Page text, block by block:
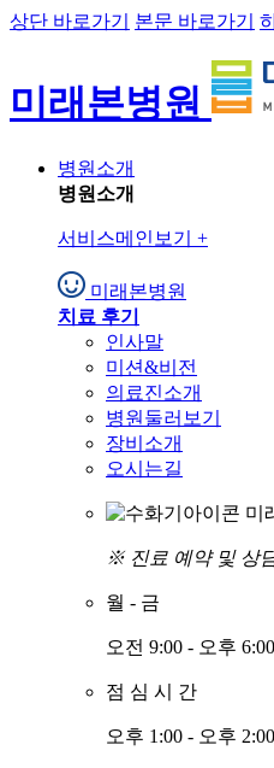
상단 바로가기 본문 바로가기
미래본병원
병원소개
병원소개
서비스메인보기 +
미래본병원
치료 후기
인사말
미션&비전
의료진소개
병원둘러보기
장비소개
오시는길
미
※ 진료 예약 및 상
월 - 금
오전 9:00 - 오후 6:00
점 심 시 간
오후 1:00 - 오후 2:00